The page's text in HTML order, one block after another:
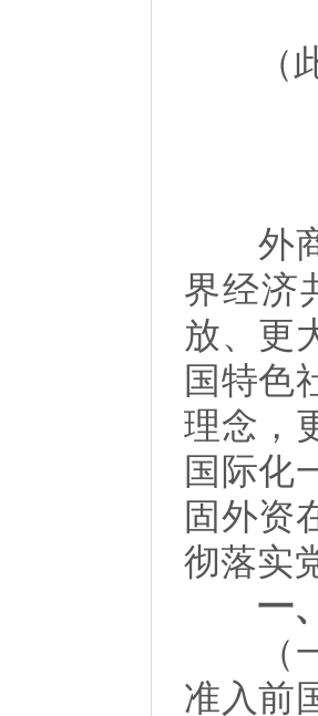
（此
外商
界经济
放、更
国特色
理念，
国际化
固外资
彻落实
一、
（一
准入前